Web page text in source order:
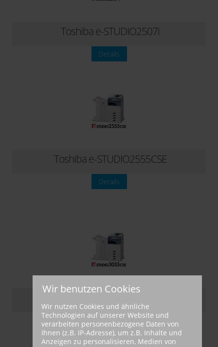
Toshiba e-STUDIO2507i
Details
Toshiba e-STUDIO2555CSE
Details
Toshiba e-STUDIO3055CSE
Details
Wir benutzen Cookies
Wir nutzen Cookies und ähnliche
Technologien auf unserer Website und
verarbeiten personenbezogene Daten von
Ihnen (z.B. IP-Adresse), um z.B. Inhalte und
Anzeigen zu personalisieren, Medien von